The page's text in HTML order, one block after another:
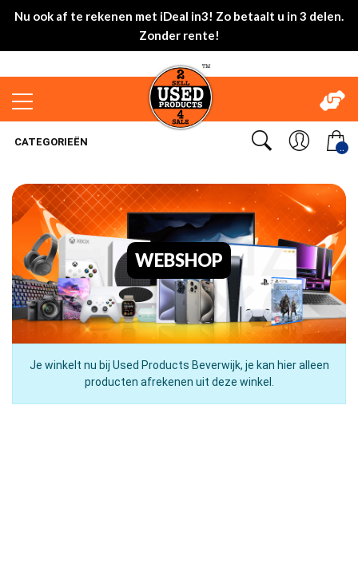
Nu ook af te rekenen met iDeal in3! Zo betaalt u in 3 delen.
Zonder rente!
..
CATEGORIEËN
WEBSHOP
Je winkelt nu bij Used Products Beverwijk, je kan hier alleen
producten afrekenen uit deze winkel.